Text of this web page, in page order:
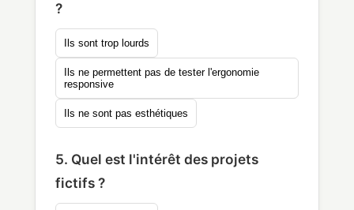
?
Ils sont trop lourds
Ils ne permettent pas de tester l'ergonomie
responsive
Ils ne sont pas esthétiques
5. Quel est l'intérêt des projets
fictifs ?